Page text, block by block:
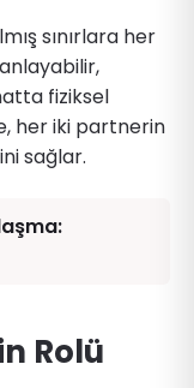
sınırlara her
fiziksel
her iki partnerin
sağlar.
Rolü